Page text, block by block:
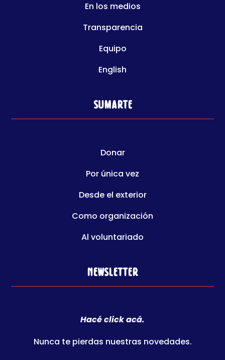
En los medios
Transparencia
Equipo
English
Sumarte
Donar
Por única vez
Desde el exterior
Como organización
Al voluntariado
Newsletter
Hacé click acá.
Nunca te pierdas nuestras novedades.